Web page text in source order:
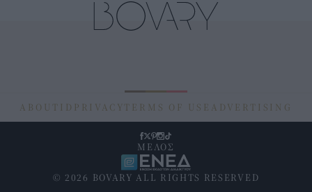
ABOUT ID PRIVACY TERMS OF USE ADVERTISING
© 2026 BOVARY ALL RIGHTS RESERVED
ΜΕΛΟΣ